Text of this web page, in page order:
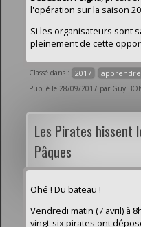
l'opération sur la saison
Si les organisateurs sont
pleinement de cette
Classé dans : 2017
Publié le 28/09/2017 par Guy
Les Pirates hissent
Pâques
Ohé ! Du bateau !
Vendredi matin (7 avril) à
vingt-six pirates ont